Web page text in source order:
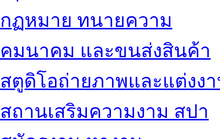
กฏหมาย ทนายความ
คมนาคม และขนส่งสินค้า
สตูดิโอถ่ายภาพและแต่งง
สถานเสริมความงาม สปา